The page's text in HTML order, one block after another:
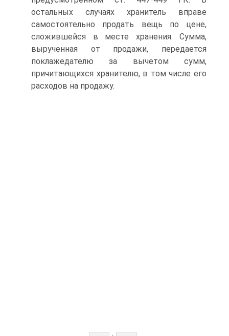
остальных случаях хранитель вправе
самостоятельно продать вещь по цене,
сложившейся в месте хранения. Сумма,
вырученная от продажи, передается
поклажедателю за вычетом сумм,
причитающихся хранителю, в том числе его
расходов на продажу.